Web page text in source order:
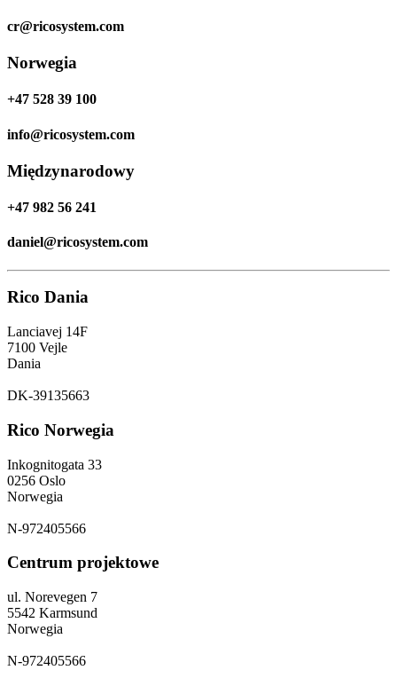
cr@ricosystem.com
Norwegia
+47 528 39 100
info@ricosystem.com
Międzynarodowy
+47 982 56 241
daniel@ricosystem.com
Rico Dania
Lanciavej 14F
7100 Vejle
Dania
DK-39135663
Rico Norwegia
Inkognitogata 33
0256 Oslo
Norwegia
N-972405566
Centrum projektowe
ul. Norevegen 7
5542 Karmsund
Norwegia
N-972405566